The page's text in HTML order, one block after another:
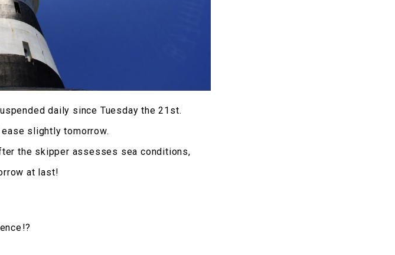
daily since Tuesday the 21st.
slightly tomorrow.
the skipper assesses sea conditions,
at last!